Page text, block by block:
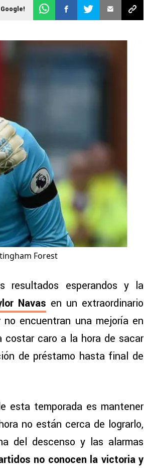
Forest
resultados esperandos y la
Navas en un extraordinario
no encuentran una mejoría en
caro a la hora de sacar
de préstamo hasta final de
esta temporada es mantener
no están cerca de lograrlo,
del descenso y las alarmas
no conocen la victoria y